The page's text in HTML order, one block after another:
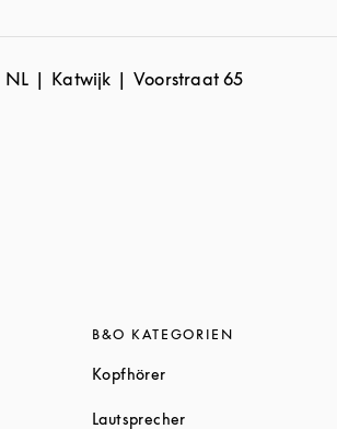
NL Katwijk Voorstraat 65
B&O KATEGORIEN
KopfhörerLink Opens in New Tab
LautsprecherLink Opens in New